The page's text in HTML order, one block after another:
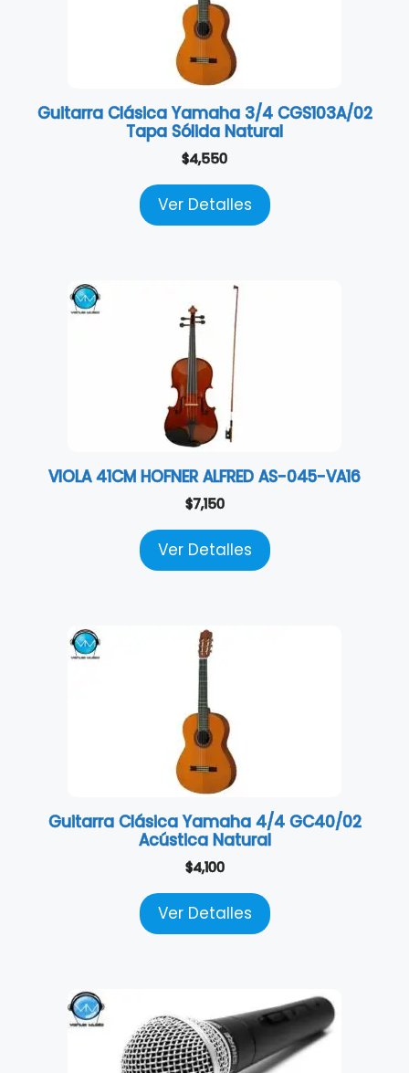
Guitarra Clásica Yamaha 3/4 CGS103A/02
Tapa Sólida Natural
$4,550
Ver Detalles
VIOLA 41CM HOFNER ALFRED AS-045-VA16
$7,150
Ver Detalles
Guitarra Clásica Yamaha 4/4 GC40/02
Acústica Natural
$4,100
Ver Detalles